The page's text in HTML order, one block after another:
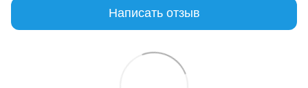
Написать отзыв